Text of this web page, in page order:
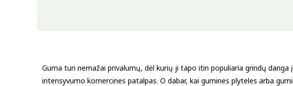
Guma turi nemažai privalumų, dėl kurių ji tapo itin populiaria grindų
intensyvumo komercines patalpas. O dabar, kai gumines plyteles arba